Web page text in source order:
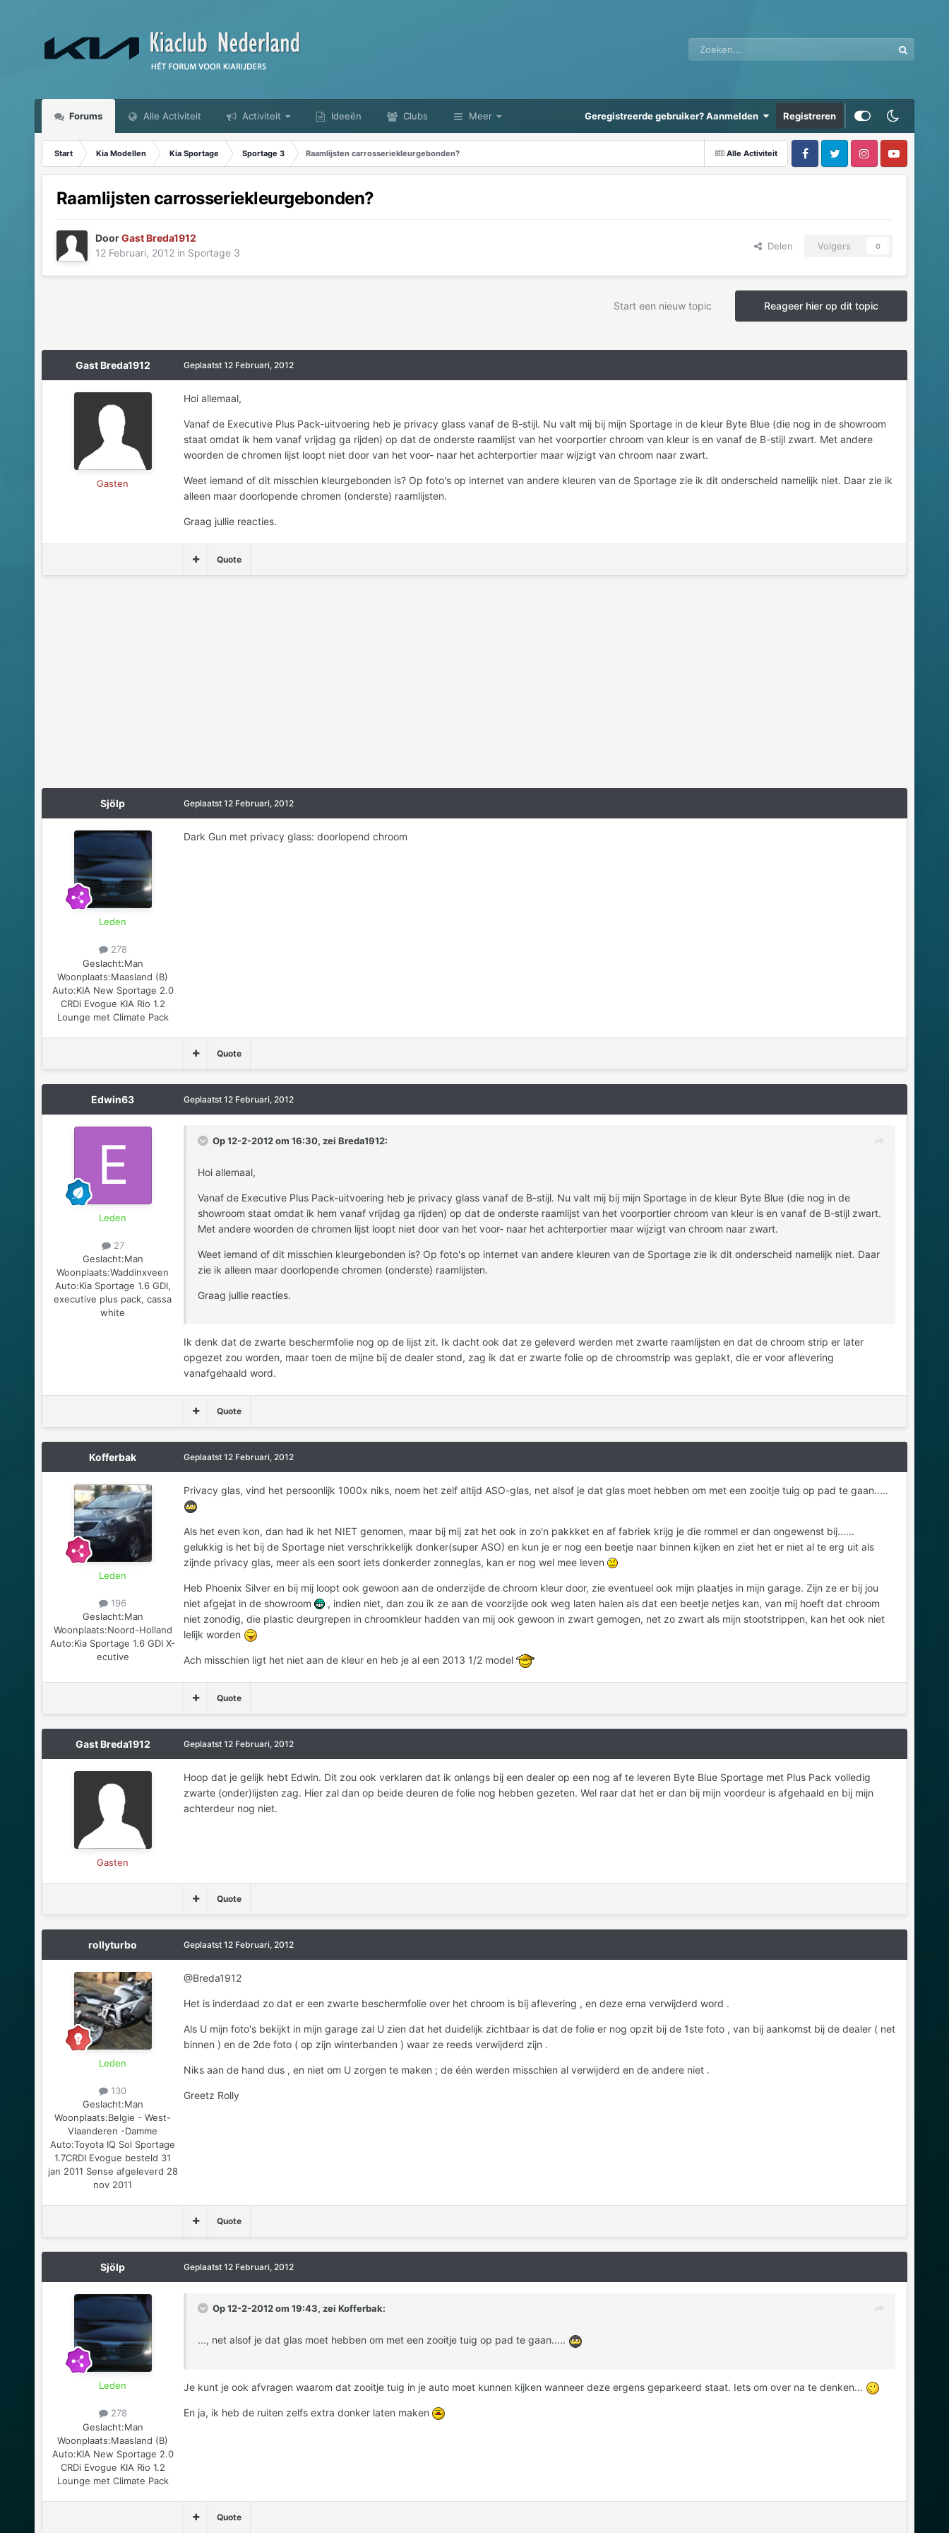
Forums Alle Activiteit Activiteit Ideeën Clubs Meer Geregistreerde gebruiker? Aanmelden Registreren
Alle Activiteit
Start Kia Modellen Kia Sportage Sportage 3 Raamlijsten carrosseriekleurgebonden?
Raamlijsten carrosseriekleurgebonden?
DoorGast Breda1912
12 Februari, 2012in Sportage 3
Delen Volgers 0
Reageer hier op dit topic
Start een nieuw topic
Gast Breda1912
Gasten
Geplaatst 12 Februari, 2012
Hoi allemaal,
Vanaf de Executive Plus Pack-uitvoering heb je privacy glass vanaf de B-stijl. Nu valt mij bij mijn Sportage in de kleur Byte Blue (die nog in de showroom
staat omdat ik hem vanaf vrijdag ga rijden) op dat de onderste raamlijst van het voorportier chroom van kleur is en vanaf de B-stijl zwart. Met andere
woorden de chromen lijst loopt niet door van het voor- naar het achterportier maar wijzigt van chroom naar zwart.
Weet iemand of dit misschien kleurgebonden is? Op foto's op internet van andere kleuren van de Sportage zie ik dit onderscheid namelijk niet. Daar zie ik
alleen maar doorlopende chromen (onderste) raamlijsten.
Graag jullie reacties.
Quote
Sjölp
Leden
278
Geslacht:Man
Woonplaats:Maasland (B)
Auto:KIA New Sportage 2.0
CRDi Evogue KIA Rio 1.2
Lounge met Climate Pack
Geplaatst 12 Februari, 2012
Dark Gun met privacy glass: doorlopend chroom
Quote
Edwin63
Leden
27
Geslacht:Man
Woonplaats:Waddinxveen
Auto:Kia Sportage 1.6 GDI,
executive plus pack, cassa
white
Geplaatst 12 Februari, 2012
Op 12-2-2012 om 16:30, zei Breda1912:
Hoi allemaal,
Vanaf de Executive Plus Pack-uitvoering heb je privacy glass vanaf de B-stijl. Nu valt mij bij mijn Sportage in de kleur Byte Blue (die nog in de
showroom staat omdat ik hem vanaf vrijdag ga rijden) op dat de onderste raamlijst van het voorportier chroom van kleur is en vanaf de B-stijl zwart.
Met andere woorden de chromen lijst loopt niet door van het voor- naar het achterportier maar wijzigt van chroom naar zwart.
Weet iemand of dit misschien kleurgebonden is? Op foto's op internet van andere kleuren van de Sportage zie ik dit onderscheid namelijk niet. Daar
zie ik alleen maar doorlopende chromen (onderste) raamlijsten.
Graag jullie reacties.
Ik denk dat de zwarte beschermfolie nog op de lijst zit. Ik dacht ook dat ze geleverd werden met zwarte raamlijsten en dat de chroom strip er later
opgezet zou worden, maar toen de mijne bij de dealer stond, zag ik dat er zwarte folie op de chroomstrip was geplakt, die er voor aflevering
vanafgehaald word.
Quote
Kofferbak
Leden
196
Geslacht:Man
Woonplaats:Noord-Holland
Auto:Kia Sportage 1.6 GDI X-
ecutive
Geplaatst 12 Februari, 2012
Privacy glas, vind het persoonlijk 1000x niks, noem het zelf altijd ASO-glas, net alsof je dat glas moet hebben om met een zooitje tuig op pad te gaan.....
Als het even kon, dan had ik het NIET genomen, maar bij mij zat het ook in zo'n pakkket en af fabriek krijg je die rommel er dan ongewenst bij......
gelukkig is het bij de Sportage niet verschrikkelijk donker(super ASO) en kun je er nog een beetje naar binnen kijken en ziet het er niet al te erg uit als
zijnde privacy glas, meer als een soort iets donkerder zonneglas, kan er nog wel mee leven
Heb Phoenix Silver en bij mij loopt ook gewoon aan de onderzijde de chroom kleur door, zie eventueel ook mijn plaatjes in mijn garage. Zijn ze er bij jou
niet afgejat in de showroom
, indien niet, dan zou ik ze aan de voorzijde ook weg laten halen als dat een beetje netjes kan, van mij hoeft dat chroom
niet zonodig, die plastic deurgrepen in chroomkleur hadden van mij ook gewoon in zwart gemogen, net zo zwart als mijn stootstrippen, kan het ook niet
lelijk worden
Ach misschien ligt het niet aan de kleur en heb je al een 2013 1/2 model
Quote
Gast Breda1912
Gasten
Geplaatst 12 Februari, 2012
Hoop dat je gelijk hebt Edwin. Dit zou ook verklaren dat ik onlangs bij een dealer op een nog af te leveren Byte Blue Sportage met Plus Pack volledig
zwarte (onder)lijsten zag. Hier zal dan op beide deuren de folie nog hebben gezeten. Wel raar dat het er dan bij mijn voordeur is afgehaald en bij mijn
achterdeur nog niet.
Quote
rollyturbo
Leden
130
Geslacht:Man
Woonplaats:Belgie - West-
Vlaanderen -Damme
Auto:Toyota IQ Sol Sportage
1.7CRDI Evogue besteld 31
jan 2011 Sense afgeleverd 28
nov 2011
Geplaatst 12 Februari, 2012
@Breda1912
Het is inderdaad zo dat er een zwarte beschermfolie over het chroom is bij aflevering , en deze erna verwijderd word .
Als U mijn foto's bekijkt in mijn garage zal U zien dat het duidelijk zichtbaar is dat de folie er nog opzit bij de 1ste foto , van bij aankomst bij de dealer ( net
binnen ) en de 2de foto ( op zijn winterbanden ) waar ze reeds verwijderd zijn .
Niks aan de hand dus , en niet om U zorgen te maken ; de één werden misschien al verwijderd en de andere niet .
Greetz Rolly
Quote
Sjölp
Leden
278
Geslacht:Man
Woonplaats:Maasland (B)
Auto:KIA New Sportage 2.0
CRDi Evogue KIA Rio 1.2
Lounge met Climate Pack
Geplaatst 12 Februari, 2012
Op 12-2-2012 om 19:43, zei Kofferbak:
..., net alsof je dat glas moet hebben om met een zooitje tuig op pad te gaan.....
Je kunt je ook afvragen waarom dat zooitje tuig in je auto moet kunnen kijken wanneer deze ergens geparkeerd staat. Iets om over na te denken...
En ja, ik heb de ruiten zelfs extra donker laten maken
Quote